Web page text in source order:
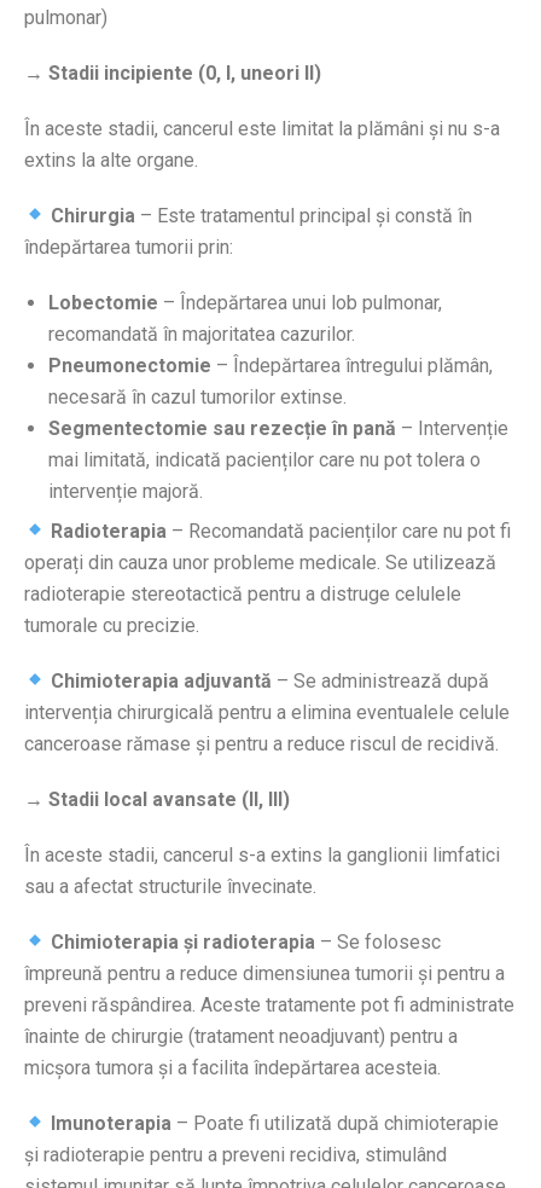
pulmonar)
→ Stadii incipiente (0, I, uneori II)
În aceste stadii, cancerul este limitat la plămâni și nu s-a
extins la alte organe.
Chirurgia – Este tratamentul principal și constă în
îndepărtarea tumorii prin:
Lobectomie – Îndepărtarea unui lob pulmonar,
recomandată în majoritatea cazurilor.
Pneumonectomie – Îndepărtarea întregului plămân,
necesară în cazul tumorilor extinse.
Segmentectomie sau rezecție în pană – Intervenție
mai limitată, indicată pacienților care nu pot tolera o
intervenție majoră.
Radioterapia – Recomandată pacienților care nu pot fi
operați din cauza unor probleme medicale. Se utilizează
radioterapie stereotactică pentru a distruge celulele
tumorale cu precizie.
Chimioterapia adjuvantă – Se administrează după
intervenția chirurgicală pentru a elimina eventualele celule
canceroase rămase și pentru a reduce riscul de recidivă.
→ Stadii local avansate (II, III)
În aceste stadii, cancerul s-a extins la ganglionii limfatici
sau a afectat structurile învecinate.
Chimioterapia și radioterapia – Se folosesc
împreună pentru a reduce dimensiunea tumorii și pentru a
preveni răspândirea. Aceste tratamente pot fi administrate
înainte de chirurgie (tratament neoadjuvant) pentru a
micșora tumora și a facilita îndepărtarea acesteia.
Imunoterapia – Poate fi utilizată după chimioterapie
și radioterapie pentru a preveni recidiva, stimulând